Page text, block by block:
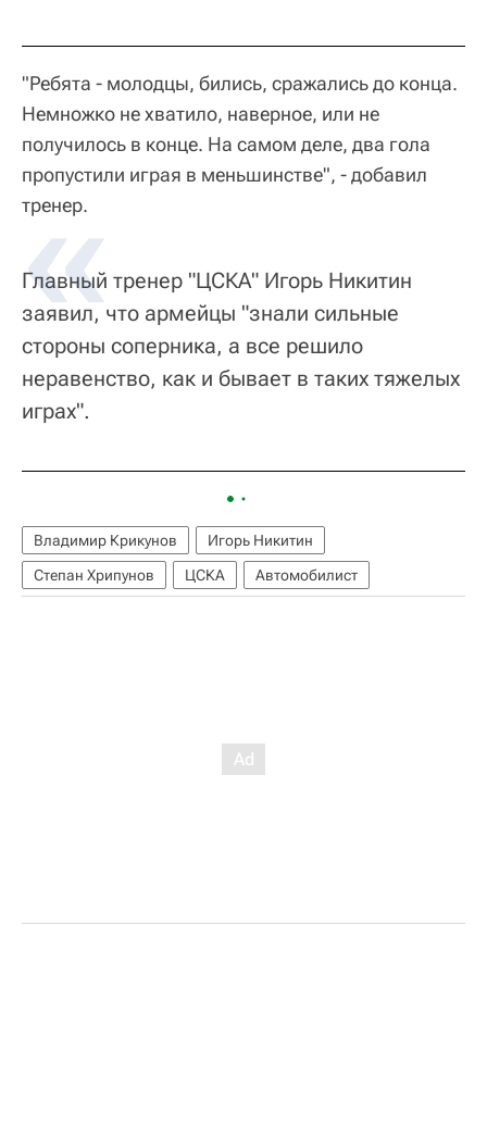
"Ребята - молодцы, бились, сражались до конца.
Немножко не хватило, наверное, или не
получилось в конце. На самом деле, два гола
пропустили играя в меньшинстве", - добавил
тренер.
Главный тренер "ЦСКА" Игорь Никитин
заявил, что армейцы "знали сильные
стороны соперника, а все решило
неравенство, как и бывает в таких тяжелых
играх".
Владимир Крикунов
Игорь Никитин
Степан Хрипунов
ЦСКА Автомобилист